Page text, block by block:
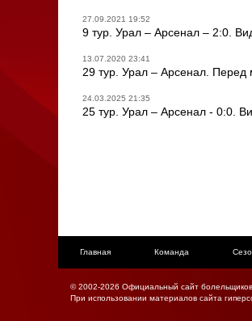
27.09.2021 19:52
9 тур. Урал – Арсенал – 2:0.
13.07.2020 23:41
29 тур. Урал – Арсенал. Перед
24.03.2025 21:35
25 тур. Урал – Арсенал - 0:0.
Главная Команда
© 2002-2026 Официальный сайт
При использовании материалов сайта